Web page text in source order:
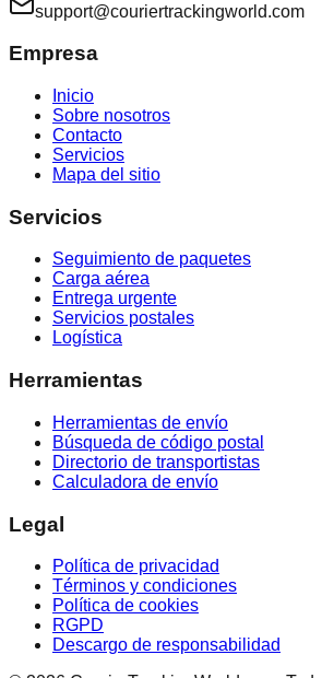
support@couriertrackingworld.com
Empresa
Inicio
Sobre nosotros
Contacto
Servicios
Mapa del sitio
Servicios
Seguimiento de paquetes
Carga aérea
Entrega urgente
Servicios postales
Logística
Herramientas
Herramientas de envío
Búsqueda de código postal
Directorio de transportistas
Calculadora de envío
Legal
Política de privacidad
Términos y condiciones
Política de cookies
RGPD
Descargo de responsabilidad